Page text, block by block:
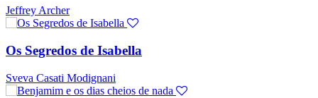
Jeffrey Archer
Os Segredos de Isabella
Sveva Casati Modignani